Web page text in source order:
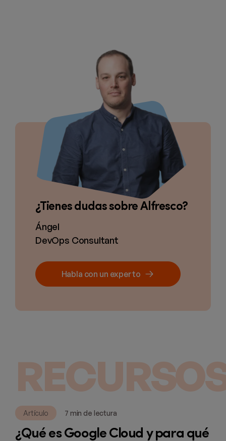
¿Tienes dudas sobre Alfresco?
Ángel
DevOps Consultant
Habla con un experto
Artículo 7 min de lectura
¿Qué es Google Cloud y para qué